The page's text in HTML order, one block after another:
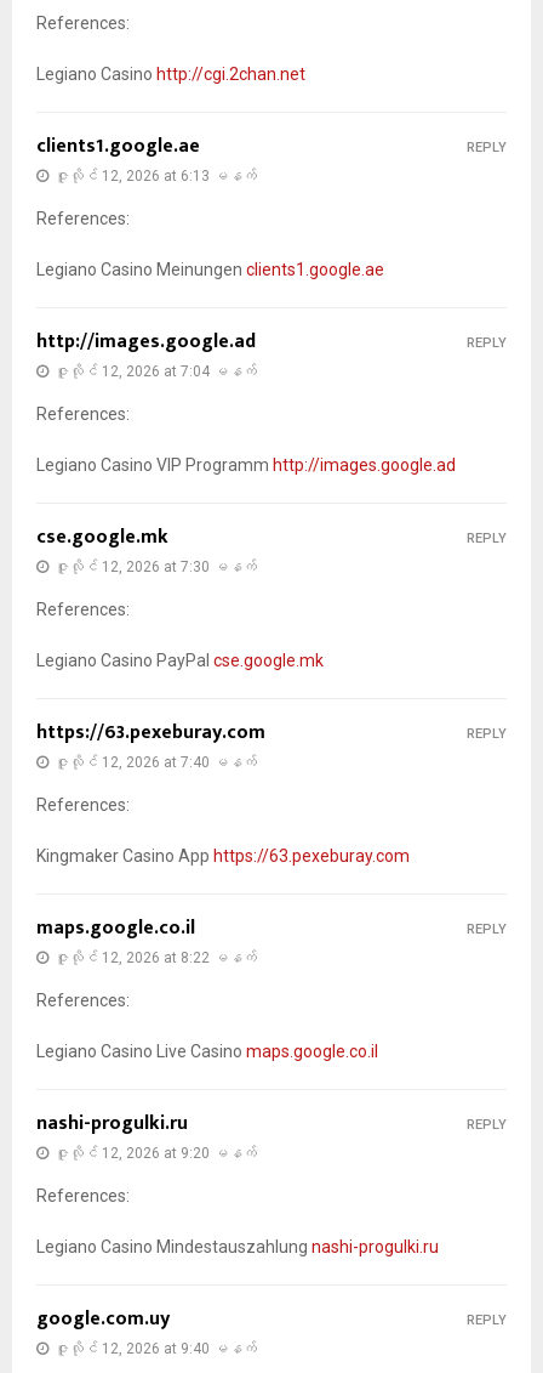
References:
Legiano Casino http://cgi.2chan.net
clients1.google.ae
ဇူလိုင် 12, 2026 at 6:13 မနက်
References:
Legiano Casino Meinungen clients1.google.ae
REPLY
http://images.google.ad
ဇူလိုင် 12, 2026 at 7:04 မနက်
References:
Legiano Casino VIP Programm http://images.google.ad
REPLY
cse.google.mk
ဇူလိုင် 12, 2026 at 7:30 မနက်
References:
Legiano Casino PayPal cse.google.mk
REPLY
https://63.pexeburay.com
ဇူလိုင် 12, 2026 at 7:40 မနက်
References:
Kingmaker Casino App https://63.pexeburay.com
REPLY
maps.google.co.il
ဇူလိုင် 12, 2026 at 8:22 မနက်
References:
Legiano Casino Live Casino maps.google.co.il
REPLY
nashi-progulki.ru
ဇူလိုင် 12, 2026 at 9:20 မနက်
References:
Legiano Casino Mindestauszahlung nashi-progulki.ru
REPLY
google.com.uy
ဇူလိုင် 12, 2026 at 9:40 မနက်
REPLY